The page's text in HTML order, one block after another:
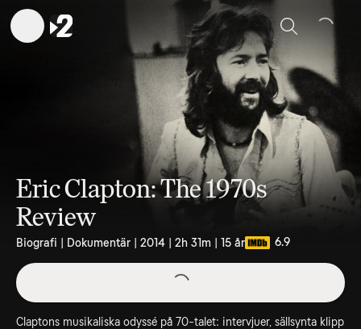
Sök
Eric Clapton: The 1970s
Review
Biografi | Dokumentär | 2014 | 2h 31m | 15 år 6.9
Claptons musikaliska odyssé på 70-talet: intervjuer, sällsynta klipp